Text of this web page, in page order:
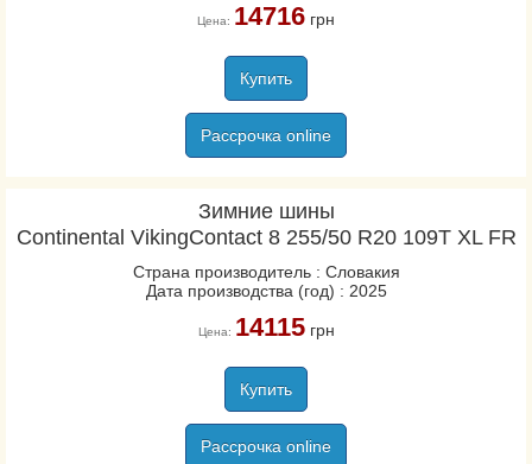
Цена: 14716грн
Купить
Рассрочка online
Зимние шины
Continental VikingContact 8 255/50 R20 109T XL FR
Страна производитель : Словакия
Дата производства (год) : 2025
Цена: 14115грн
Купить
Рассрочка online